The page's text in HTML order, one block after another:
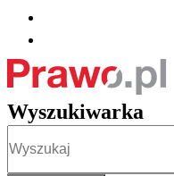
Wyszukiwarka